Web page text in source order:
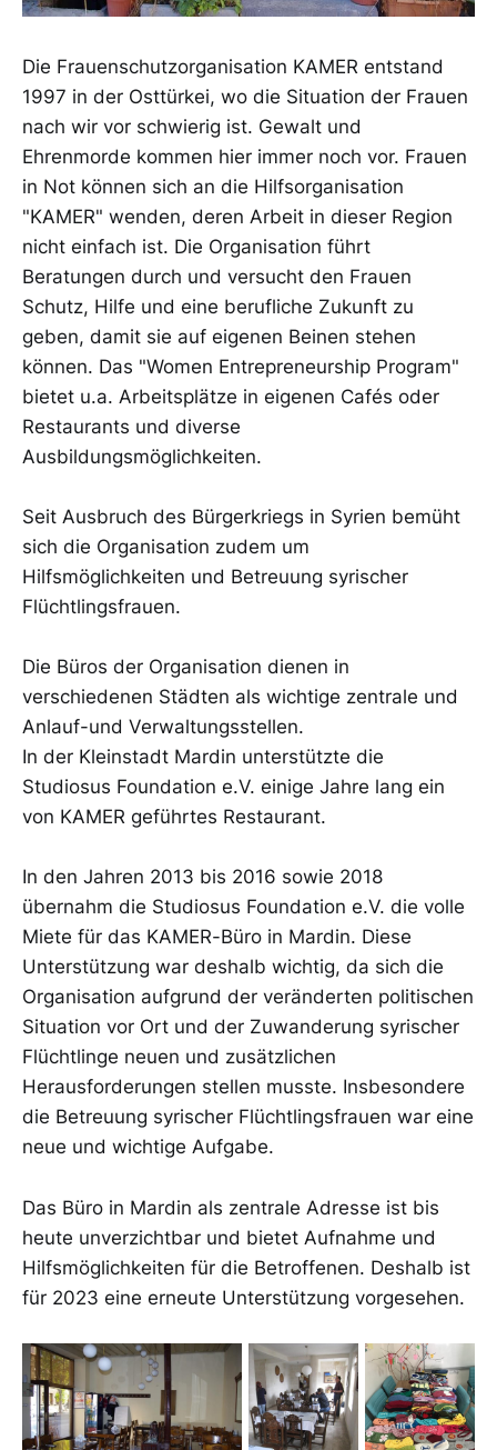
Die Frauenschutzorganisation KAMER entstand
1997 in der Osttürkei, wo die Situation der Frauen
nach wir vor schwierig ist. Gewalt und
Ehrenmorde kommen hier immer noch vor. Frauen
in Not können sich an die Hilfsorganisation
"KAMER" wenden, deren Arbeit in dieser Region
nicht einfach ist. Die Organisation führt
Beratungen durch und versucht den Frauen
Schutz, Hilfe und eine berufliche Zukunft zu
geben, damit sie auf eigenen Beinen stehen
können. Das "Women Entrepreneurship Program"
bietet u.a. Arbeitsplätze in eigenen Cafés oder
Restaurants und diverse
Ausbildungsmöglichkeiten.
Seit Ausbruch des Bürgerkriegs in Syrien bemüht
sich die Organisation zudem um
Hilfsmöglichkeiten und Betreuung syrischer
Flüchtlingsfrauen.
Die Büros der Organisation dienen in
verschiedenen Städten als wichtige zentrale und
Anlauf-und Verwaltungsstellen.
In der Kleinstadt Mardin unterstützte die
Studiosus Foundation e.V. einige Jahre lang ein
von KAMER geführtes Restaurant.
In den Jahren 2013 bis 2016 sowie 2018
übernahm die Studiosus Foundation e.V. die volle
Miete für das KAMER-Büro in Mardin. Diese
Unterstützung war deshalb wichtig, da sich die
Organisation aufgrund der veränderten politischen
Situation vor Ort und der Zuwanderung syrischer
Flüchtlinge neuen und zusätzlichen
Herausforderungen stellen musste. Insbesondere
die Betreuung syrischer Flüchtlingsfrauen war eine
neue und wichtige Aufgabe.
Das Büro in Mardin als zentrale Adresse ist bis
heute unverzichtbar und bietet Aufnahme und
Hilfsmöglichkeiten für die Betroffenen. Deshalb ist
für 2023 eine erneute Unterstützung vorgesehen.